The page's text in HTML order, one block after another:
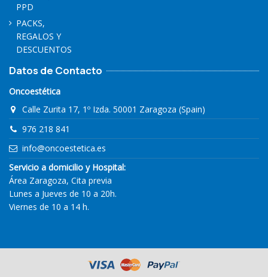
PPD
PACKS,
REGALOS Y
DESCUENTOS
Datos de Contacto
Oncoestética
Calle Zurita 17, 1º Izda. 50001 Zaragoza (Spain)
976 218 841
info@oncoestetica.es
Servicio a domicilio y Hospital:
Área Zaragoza, Cita previa
Lunes a Jueves de 10 a 20h.
Viernes de 10 a 14 h.